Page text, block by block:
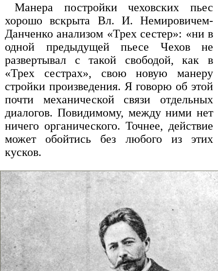
Манера постройки чеховских пьес
хорошо вскрыта Вл. И. Немировичем-
Данченко анализом «Трех сестер»: «ни в
одной предыдущей пьесе Чехов не
развертывал с такой свободой, как в
«Трех сестрах», свою новую манеру
стройки произведения. Я говорю об этой
почти механической связи отдельных
диалогов. Повидимому, между ними нет
ничего органического. Точнее, действие
может обойтись без любого из этих
кусков.